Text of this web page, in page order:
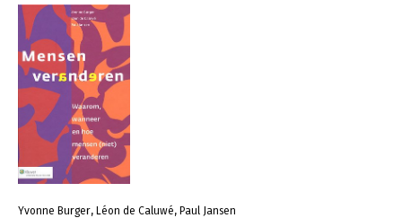
Yvonne Burger, Léon de Caluwé, Paul Jansen